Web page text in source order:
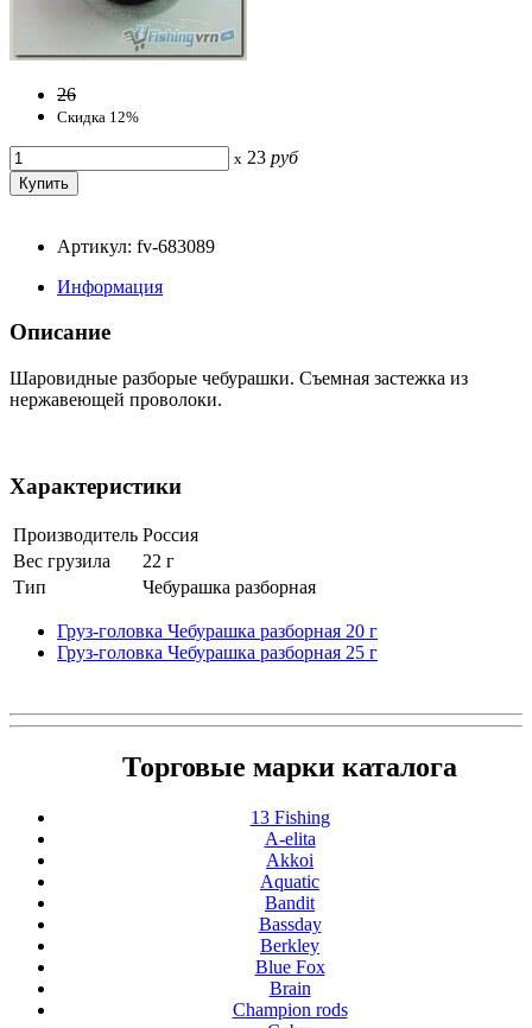
26
Скидка 12%
x 23 руб
Артикул: fv-683089
Информация
Описание
Шаровидные разборые чебурашки. Съемная застежка из
нержавеющей проволоки.
Характеристики
Производитель Россия
Вес грузила
22 г
Тип
Чебурашка разборная
Груз-головка Чебурашка разборная 20 г
Груз-головка Чебурашка разборная 25 г
Торговые марки каталога
13 Fishing
A-elita
Akkoi
Aquatic
Bandit
Bassday
Berkley
Blue Fox
Brain
Champion rods